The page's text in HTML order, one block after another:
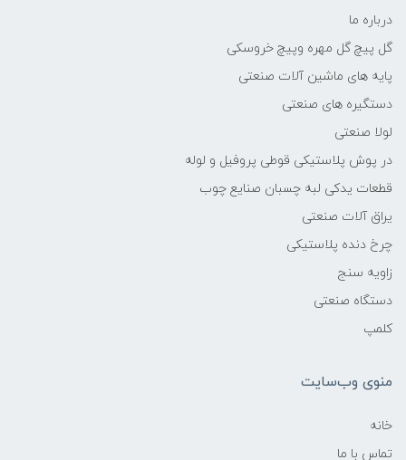
درباره ما
گل پیچ گل مهره وپیچ خروسکی
پایه های ماشین آلات صنعتی
دستگیره های صنعتی
لولا صنعتی
در پوش پلاستیکی قوطی پروفیل و لوله
قطعات یدکی لبه چسبان صنایع چوب
یراق آلات صنعتی
چرخ دنده پلاستیکی
زاویه سنج
دستگاه صنعتی
کلمپ
منوی وب‌سایت
خانه
تماس با ما